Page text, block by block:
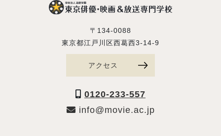
〒134-0088
東京都江戸川区西葛西3-14-9
アクセス
0120-233-557
info@movie.ac.jp